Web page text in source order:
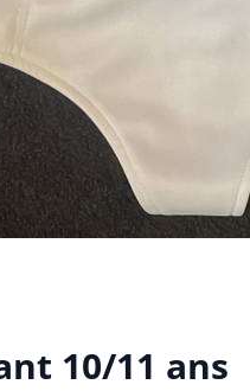
10/11 ans